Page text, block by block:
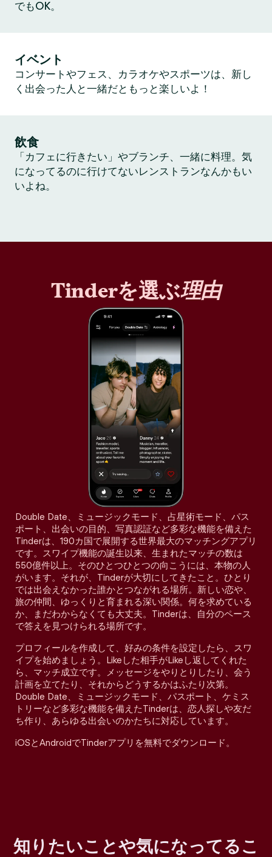
でもOK。
イベント
コンサートやフェス、カラオケやスポーツは、新し
く出会った人と一緒だともっと楽しいよ！
飲食
「カフェに行きたい」やブランチ、一緒に料理。気
になってるのに行けてないレンストランなんかもい
いよね。
Tinderを選ぶ理由
Double Date、ミュージックモード、占星術モード、パス
ポート、出会いの目的、写真認証など多彩な機能を備えた
Tinderは、190カ国で展開する世界最大のマッチングアプリ
です。スワイプ機能の誕生以来、生まれたマッチの数は
550億件以上。そのひとつひとつの向こうには、本物の人
がいます。それが、Tinderが大切にしてきたこと。ひとり
では出会えなかった誰かとつながれる場所。新しい恋や、
旅の仲間、ゆっくりと育まれる深い関係。何を求めている
か、まだわからなくても大丈夫。Tinderは、自分のペース
で答えを見つけられる場所です。
プロフィールを作成して、好みの条件を設定したら、スワ
イプを始めましょう。Likeした相手がLikeし返してくれた
ら、マッチ成立です。メッセージをやりとりしたり、会う
計画を立てたり、それからどうするかはふたり次第。
Double Date、ミュージックモード、パスポート、ケミス
トリーなど多彩な機能を備えたTinderは、恋人探しや友だ
ち作り、あらゆる出会いのかたちに対応しています。
iOSとAndroidでTinderアプリを無料でダウンロード。
知りたいことや気になってるこ